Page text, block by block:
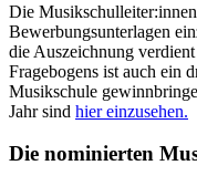
Die
Bewerbungsunterlagen
die Auszeichnung
Fragebogens ist auch ein
Musikschule
Jahr sind hier einzusehen.
Die nominierten